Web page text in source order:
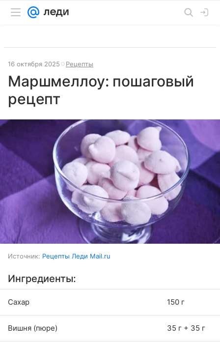
16 октября 2025 Рецепты
Маршмеллоу: пошаговый
рецепт
Источник: Рецепты Леди Mail.ru
Ингредиенты:
Сахар 150 г
Вишня (пюре) 35 г + 35 г